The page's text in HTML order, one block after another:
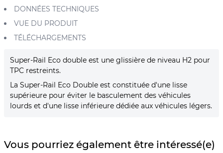
DONNÉES TECHNIQUES
VUE DU PRODUIT
TÉLÉCHARGEMENTS
Super-Rail Eco double est une glissière de niveau H2 pour
TPC restreints.
La Super-Rail Eco Double est constituée d'une lisse
supérieure pour éviter le basculement des véhicules
lourds et d'une lisse inférieure dédiée aux véhicules légers.
Vous pourriez également être intéressé(e)